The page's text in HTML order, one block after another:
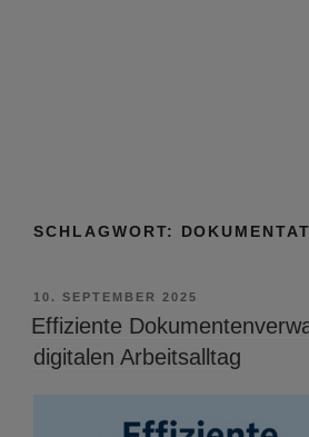
SCHLAGWORT:
VERÖFFENTLICHT
AM
10. SEPTEMBER 2025
Effiziente
digitalen Arbeitsalltag